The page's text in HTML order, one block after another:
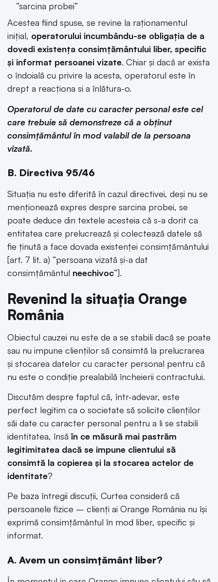
“sarcina probei”
Acestea fiind spuse, se revine la raționamentul
inițial, operatorului incumbându-se obligația de a
dovedi existența consimțământului liber, specific
și informat persoanei vizate. Chiar și dacă ar exista
o îndoială cu privire la acesta, operatorul este în
drept a reacționa si a înlătura-o.
Operatorul de date cu caracter personal este cel
care trebuie să demonstreze că a obținut
consimțământul în mod valabil de la persoana
vizată.
B. Directiva 95/46
Situația nu este diferită în cazul directivei, deși nu se
menționează expres despre sarcina probei, se
poate deduce din textele acesteia că s-a dorit ca
entitatea care prelucrează și colectează datele să
fie ținută a face dovada existenței consimțământului
[art. 7 lit. a) “persoana vizată și-a dat
consimțământul neechivoc“].
Revenind la situația Orange
România
Obiectul cauzei nu este de a se stabili dacă se poate
sau nu impune clienților să consimtă la prelucrarea
și stocarea datelor cu caracter personal pentru că
nu este o condiție prealabilă încheierii contractului.
Discutăm despre faptul că, într-adevar, este
perfect legitim ca o societate să solicite clienților
săi date cu caracter personal pentru a li se stabili
identitatea, însăîn ce măsură mai pastrăm
legitimitatea dacă se impune clientului să
consimtă la copierea și la stocarea actelor de
identitate?
Pe baza întregii discuții, Curtea consideră că
persoanele fizice – clienți ai Orange România nu își
exprimă consimțământul în mod liber, specific și
informat.
A. Avem un consimțământ liber?